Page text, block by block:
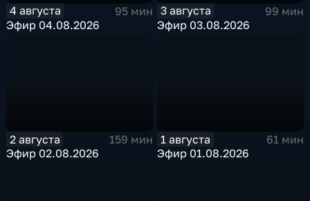
4 августа
95 мин
Эфир 04.08.2026
3 августа
99 мин
Эфир 03.08.2026
2 августа
159 мин
Эфир 02.08.2026
1 августа
61 мин
Эфир 01.08.2026